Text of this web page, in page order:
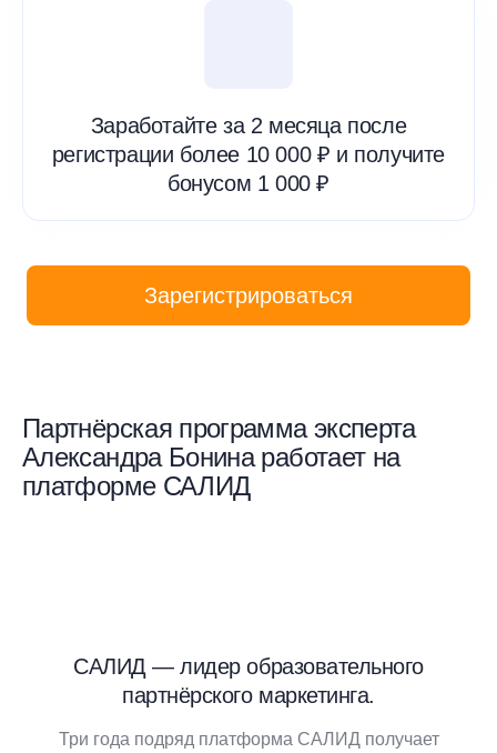
Заработайте за 2 месяца после
регистрации более 10 000 ₽ и получите
бонусом 1 000 ₽
Зарегистрироваться
Партнёрская программа эксперта
Александра Бонина работает на
платформе САЛИД
САЛИД — лидер образовательного
партнёрского маркетинга.
Три года подряд платформа САЛИД получает